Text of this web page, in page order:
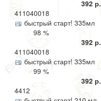
392 р.
411040018
быстрый старт! 335мл
98 %
392 р.
411040018
быстрый старт! 335мл
99 %
392 р.
4412